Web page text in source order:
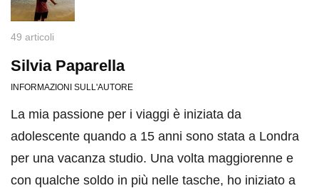
49 articoli
Silvia Paparella
INFORMAZIONI SULL'AUTORE
La mia passione per i viaggi è iniziata da
adolescente quando a 15 anni sono stata a Londra
per una vacanza studio. Una volta maggiorenne e
con qualche soldo in più nelle tasche, ho iniziato a